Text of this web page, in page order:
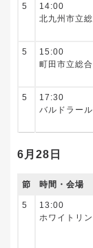
5
14:00
北九州市立
5
15:00
町田市立総
5
17:30
バルドラー
6月28日
節 時間・会場
5
13:00
ホワイトリ